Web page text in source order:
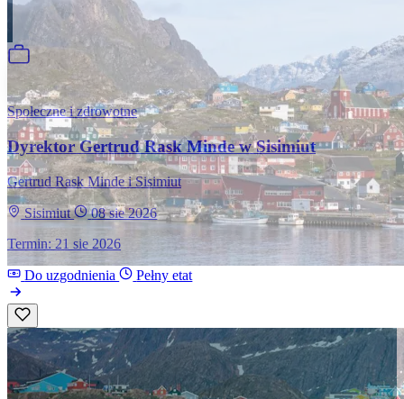
Społeczne i zdrowotne
Dyrektor Gertrud Rask Minde w Sisimiut
Gertrud Rask Minde i Sisimiut
Sisimiut
08 sie 2026
Termin: 21 sie 2026
Do uzgodnienia Pełny etat